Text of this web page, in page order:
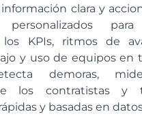
clara y
KPIs, ritmos de
y uso de equipos en
demoras,
los contratistas y
y basadas en